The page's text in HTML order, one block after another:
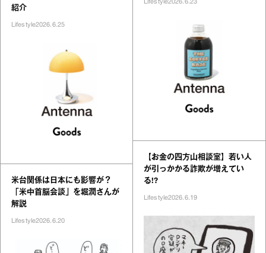
紹介
Lifestyle2026.6.25
米台関係は日本にも影響が？
「米中首脳会談」を堀潤さんが
解説
Lifestyle2026.6.20
Lifestyle2026.6.23
【お金の四方山相談室】若い人
が引っかかる詐欺が増えてい
る!?
Lifestyle2026.6.19